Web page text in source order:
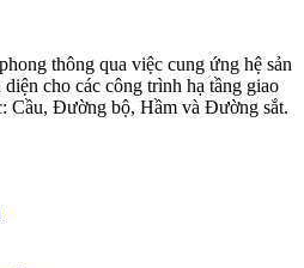
thông qua việc cung ứng hệ sản
cho các công trình hạ tầng giao
Cầu, Đường bộ, Hầm và Đường sắt.